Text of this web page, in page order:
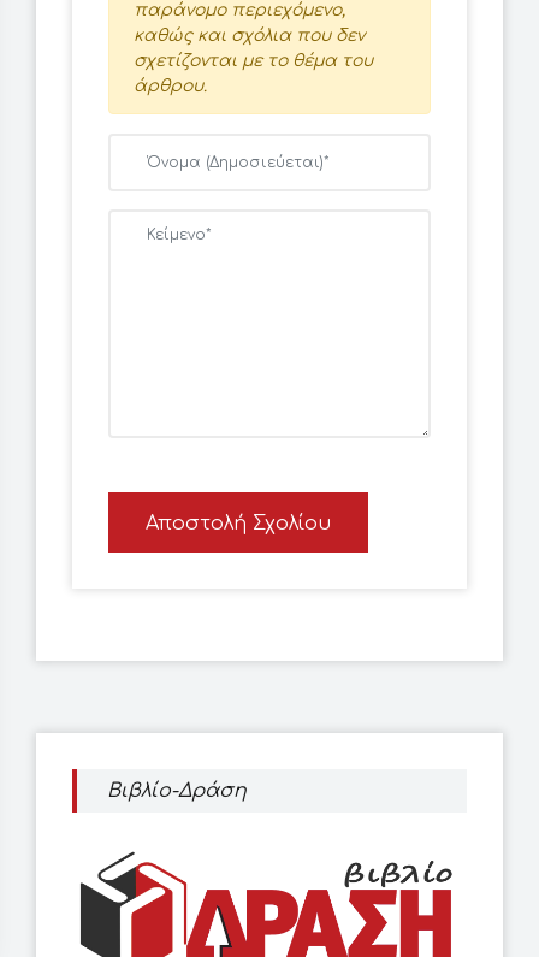
παράνομο περιεχόμενο,
καθώς και σχόλια που δεν
σχετίζονται με το θέμα του
άρθρου.
Αποστολή Σχολίου
Βιβλίο-Δράση